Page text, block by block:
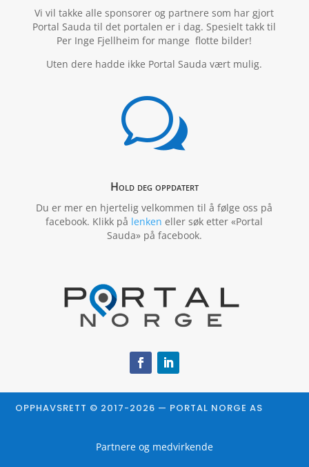
Vi vil takke alle sponsorer og partnere som har gjort
Portal Sauda til det portalen er i dag. Spesielt takk til
Per Inge Fjellheim for mange flotte bilder!
Uten dere hadde ikke Portal Sauda vært mulig.
w
Hold deg oppdatert
Du er mer en hjertelig velkommen til å følge oss på
facebook. Klikk på lenken eller søk etter «Portal
Sauda» på facebook.
OPPHAVSRETT © 2017-2026 — PORTAL NORGE AS
Partnere og medvirkende